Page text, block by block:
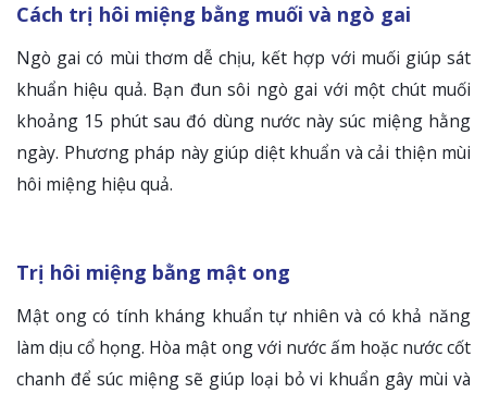
Cách trị hôi miệng bằng muối và ngò gai
Ngò gai có mùi thơm dễ chịu, kết hợp với muối giúp sát
khuẩn hiệu quả. Bạn đun sôi ngò gai với một chút muối
khoảng 15 phút sau đó dùng nước này súc miệng hằng
ngày. Phương pháp này giúp diệt khuẩn và cải thiện mùi
hôi miệng hiệu quả.
Trị hôi miệng bằng mật ong
Mật ong có tính kháng khuẩn tự nhiên và có khả năng
làm dịu cổ họng. Hòa mật ong với nước ấm hoặc nước cốt
chanh để súc miệng sẽ giúp loại bỏ vi khuẩn gây mùi và